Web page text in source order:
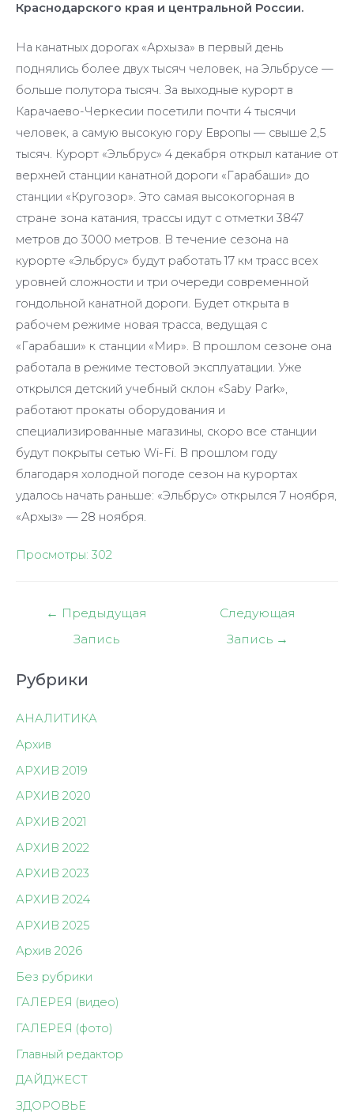
Краснодарского края и центральной России.
На канатных дорогах «Архыза» в первый день
поднялись более двух тысяч человек, на Эльбрусе —
больше полутора тысяч. За выходные курорт в
Карачаево-Черкесии посетили почти 4 тысячи
человек, а самую высокую гору Европы — свыше 2,5
тысяч. Курорт «Эльбрус» 4 декабря открыл катание от
верхней станции канатной дороги «Гарабаши» до
станции «Кругозор». Это самая высокогорная в
стране зона катания, трассы идут с отметки 3847
метров до 3000 метров. В течение сезона на
курорте «Эльбрус» будут работать 17 км трасс всех
уровней сложности и три очереди современной
гондольной канатной дороги. Будет открыта в
рабочем режиме новая трасса, ведущая с
«Гарабаши» к станции «Мир». В прошлом сезоне она
работала в режиме тестовой эксплуатации. Уже
открылся детский учебный склон «Saby Park»,
работают прокаты оборудования и
специализированные магазины, скоро все станции
будут покрыты сетью Wi-Fi. В прошлом году
благодаря холодной погоде сезон на курортах
удалось начать раньше: «Эльбрус» открылся 7 ноября,
«Архыз» — 28 ноября.
Просмотры: 302
Навигация
← Предыдущая
Запись
Следующая
Запись →
Рубрики
АНАЛИТИКА
Архив
АРХИВ 2019
АРХИВ 2020
АРХИВ 2021
АРХИВ 2022
АРХИВ 2023
АРХИВ 2024
АРХИВ 2025
Архив 2026
Без рубрики
ГАЛЕРЕЯ (видео)
ГАЛЕРЕЯ (фото)
Главный редактор
ДАЙДЖЕСТ
ЗДОРОВЬЕ